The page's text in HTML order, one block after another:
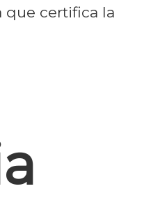
que certifica la